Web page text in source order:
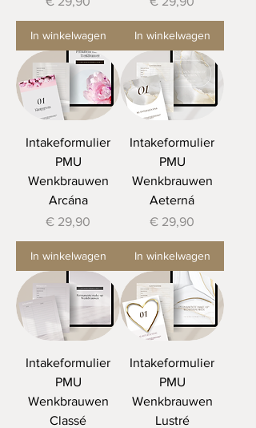
In winkelwagen In winkelwagen
Intakeformulier
PMU
Wenkbrauwen
Arcána
Prijs
€ 29,90
In winkelwagen
Intakeformulier
PMU
Wenkbrauwen
Aeterná
Prijs
€ 29,90
In winkelwagen
Intakeformulier
PMU
Wenkbrauwen
Classé
Intakeformulier
PMU
Wenkbrauwen
Lustré